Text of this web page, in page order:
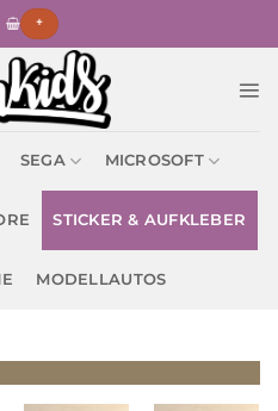
+
SEGA MICROSOFT
STICKER & AUFKLEBER
MODELLAUTOS